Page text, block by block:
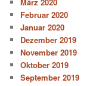
Februar 2020
Januar 2020
Dezember 2019
November 2019
Oktober 2019
September 2019